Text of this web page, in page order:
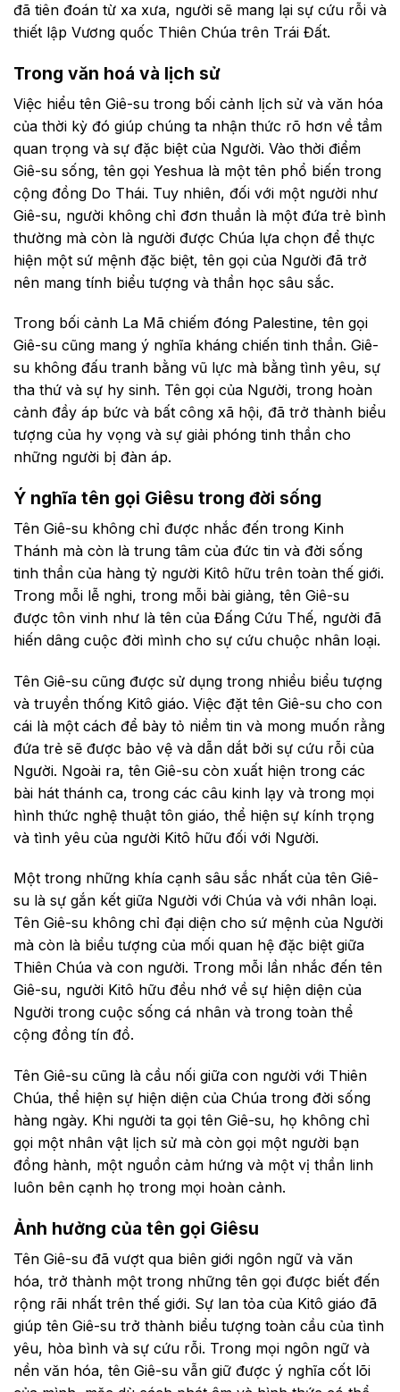
đã tiên đoán từ xa xưa, người sẽ mang lại sự cứu rỗi và
thiết lập Vương quốc Thiên Chúa trên Trái Đất.
Trong văn hoá và lịch sử
Việc hiểu tên Giê-su trong bối cảnh lịch sử và văn hóa
của thời kỳ đó giúp chúng ta nhận thức rõ hơn về tầm
quan trọng và sự đặc biệt của Người. Vào thời điểm
Giê-su sống, tên gọi Yeshua là một tên phổ biến trong
cộng đồng Do Thái. Tuy nhiên, đối với một người như
Giê-su, người không chỉ đơn thuần là một đứa trẻ bình
thường mà còn là người được Chúa lựa chọn để thực
hiện một sứ mệnh đặc biệt, tên gọi của Người đã trở
nên mang tính biểu tượng và thần học sâu sắc.
Trong bối cảnh La Mã chiếm đóng Palestine, tên gọi
Giê-su cũng mang ý nghĩa kháng chiến tinh thần. Giê-
su không đấu tranh bằng vũ lực mà bằng tình yêu, sự
tha thứ và sự hy sinh. Tên gọi của Người, trong hoàn
cảnh đầy áp bức và bất công xã hội, đã trở thành biểu
tượng của hy vọng và sự giải phóng tinh thần cho
những người bị đàn áp.
Ý nghĩa tên gọi Giêsu trong đời sống
Tên Giê-su không chỉ được nhắc đến trong Kinh
Thánh mà còn là trung tâm của đức tin và đời sống
tinh thần của hàng tỷ người Kitô hữu trên toàn thế giới.
Trong mỗi lễ nghi, trong mỗi bài giảng, tên Giê-su
được tôn vinh như là tên của Đấng Cứu Thế, người đã
hiến dâng cuộc đời mình cho sự cứu chuộc nhân loại.
Tên Giê-su cũng được sử dụng trong nhiều biểu tượng
và truyền thống Kitô giáo. Việc đặt tên Giê-su cho con
cái là một cách để bày tỏ niềm tin và mong muốn rằng
đứa trẻ sẽ được bảo vệ và dẫn dắt bởi sự cứu rỗi của
Người. Ngoài ra, tên Giê-su còn xuất hiện trong các
bài hát thánh ca, trong các câu kinh lạy và trong mọi
hình thức nghệ thuật tôn giáo, thể hiện sự kính trọng
và tình yêu của người Kitô hữu đối với Người.
Một trong những khía cạnh sâu sắc nhất của tên Giê-
su là sự gắn kết giữa Người với Chúa và với nhân loại.
Tên Giê-su không chỉ đại diện cho sứ mệnh của Người
mà còn là biểu tượng của mối quan hệ đặc biệt giữa
Thiên Chúa và con người. Trong mỗi lần nhắc đến tên
Giê-su, người Kitô hữu đều nhớ về sự hiện diện của
Người trong cuộc sống cá nhân và trong toàn thể
cộng đồng tín đồ.
Tên Giê-su cũng là cầu nối giữa con người với Thiên
Chúa, thể hiện sự hiện diện của Chúa trong đời sống
hàng ngày. Khi người ta gọi tên Giê-su, họ không chỉ
gọi một nhân vật lịch sử mà còn gọi một người bạn
đồng hành, một nguồn cảm hứng và một vị thần linh
luôn bên cạnh họ trong mọi hoàn cảnh.
Ảnh hưởng của tên gọi Giêsu
Tên Giê-su đã vượt qua biên giới ngôn ngữ và văn
hóa, trở thành một trong những tên gọi được biết đến
rộng rãi nhất trên thế giới. Sự lan tỏa của Kitô giáo đã
giúp tên Giê-su trở thành biểu tượng toàn cầu của tình
yêu, hòa bình và sự cứu rỗi. Trong mọi ngôn ngữ và
nền văn hóa, tên Giê-su vẫn giữ được ý nghĩa cốt lõi